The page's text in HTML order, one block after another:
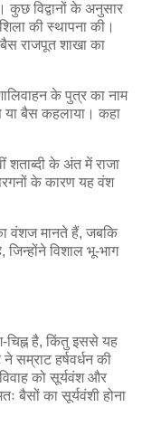
कुछ विद्वानों के अनुसार
की स्थापना की।
राजपूत शाखा का
के पुत्र का नाम
बैस कहलाया। कहा
शताब्दी के अंत में राजा
के कारण यह वंश
का वंशज मानते हैं, जबकि
विशाल भू-भाग
है, किंतु इससे यह
सम्राट हर्षवर्धन की
को सूर्यवंश और
बैसों का सूर्यवंशी होना